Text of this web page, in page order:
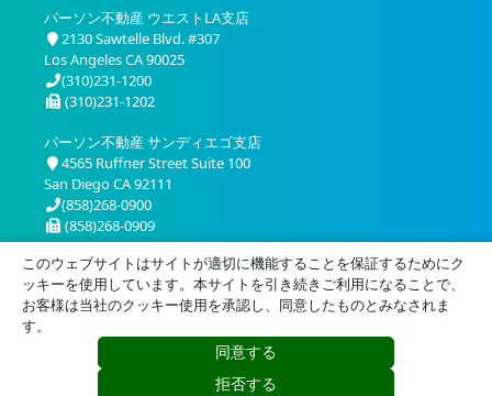
パーソン不動産 ウエストLA支店
2130 Sawtelle Blvd. #307
Los Angeles CA 90025
(310)231-1200
(310)231-1202
パーソン不動産 サンディエゴ支店
4565 Ruffner Street Suite 100
San Diego CA 92111
(858)268-0900
(858)268-0909
このウェブサイトはサイトが適切に機能することを保証するためにク
ッキーを使用しています。本サイトを引き続きご利用になることで、
お客様は当社のクッキー使用を承認し、同意したものとみなされま
す。
同意する
拒否する